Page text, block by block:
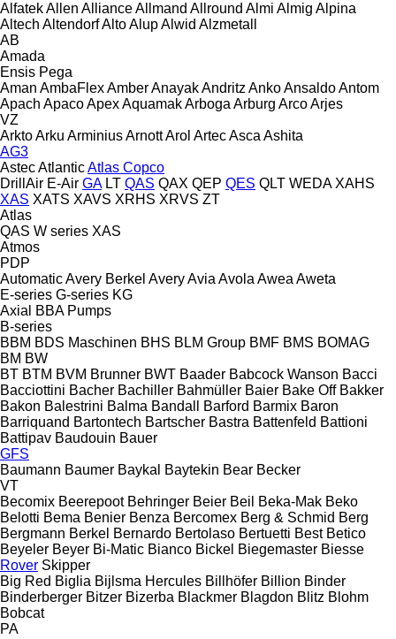
AlfatekAllen AllianceAllmand Allround Almi Almig Alpina
Altech AltendorfAltoAlupAlwid Alzmetall
AB
Amada
Ensis Pega
Aman AmbaFlexAmberAnayakAndritz AnkoAnsaldoAntom
Apach ApacoApexAquamakArboga Arburg ArcoArjes
VZ
ArktoArku ArminiusArnottArol ArtecAsca Ashita
AG3
AstecAtlanticAtlas Copco
DrillAir E-Air GA LT QAS QAX QEP QES QLT WEDA XAHS
XAS XATS XAVS XRHS XRVS ZT
Atlas
QAS W series XAS
Atmos
PDP
AutomaticAvery Berkel AveryAvia Avola Awea Aweta
E-series G-series KG
Axial
BBA Pumps
B-series
BBM BDS Maschinen BHS BLM Group BMF BMS BOMAG
BM BW
BT BTM BVM Brunner BWT Baader Babcock Wanson Bacci
Bacciottini Bacher Bachiller Bahmüller Baier Bake Off Bakker
Bakon Balestrini Balma Bandall Barford Barmix Baron
Barriquand Bartontech Bartscher Bastra Battenfeld Battioni
Battipav Baudouin Bauer
GFS
Baumann Baumer Baykal Baytekin Bear Becker
VT
Becomix Beerepoot Behringer Beier Beil Beka-Mak Beko
Belotti Bema Benier Benza Bercomex Berg & Schmid Berg
Bergmann Berkel Bernardo Bertolaso Bertuetti Best Betico
Beyeler Beyer Bi-Matic Bianco Bickel Biegemaster Biesse
Rover Skipper
Big Red Biglia Bijlsma Hercules Billhöfer Billion Binder
Binderberger Bitzer Bizerba Blackmer Blagdon Blitz Blohm
Bobcat
PA